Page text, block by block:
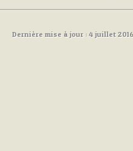
Dernière mise à jour : 4 juillet 2016